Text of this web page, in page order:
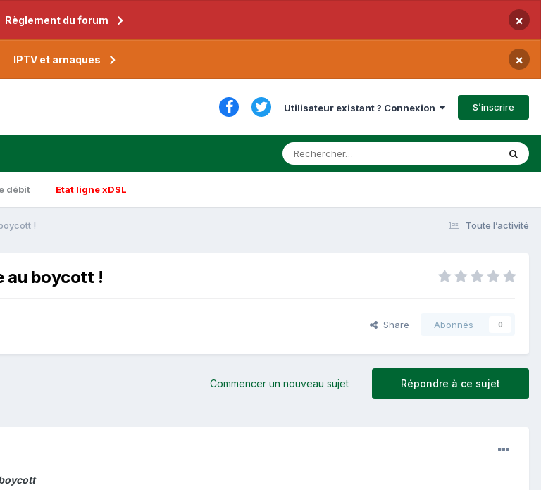
Règlement du forum ×
IPTV et arnaques ×
Utilisateur existant ? Connexion S’inscrire
débit Etat ligne xDSL
Toute l’activité
!
au boycott !
Share Abonnés 0
Répondre à ce sujet
Commencer un nouveau sujet